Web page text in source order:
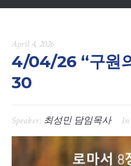
April 4, 2026
4/04/26 “구원
30
Speaker: 최성민 담임목사 In